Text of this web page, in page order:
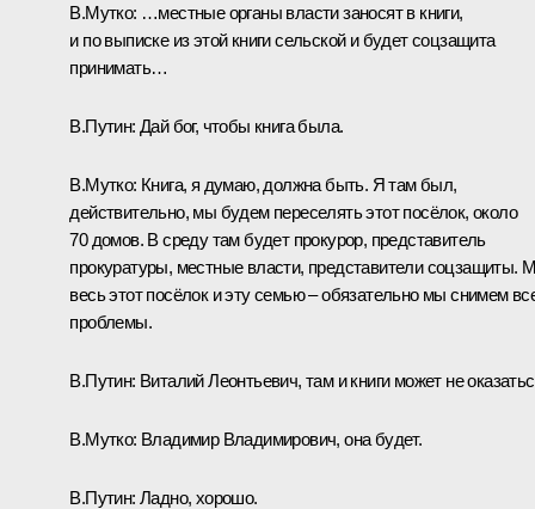
В.Мутко: …местные органы власти заносят в книги,
и по выписке из этой книги сельской и будет соцзащита
принимать…
В.Путин: Дай бог, чтобы книга была.
В.Мутко: Книга, я думаю, должна быть. Я там был,
действительно, мы будем переселять этот посёлок, около
70 домов. В среду там будет прокурор, представитель
прокуратуры, местные власти, представители соцзащиты.
весь этот посёлок и эту семью – обязательно мы снимем
проблемы.
В.Путин: Виталий Леонтьевич, там и книги может не
В.Мутко: Владимир Владимирович, она будет.
В.Путин: Ладно, хорошо.